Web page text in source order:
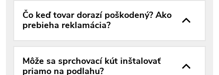
Čo keď tovar dorazí poškodený? Ako
prebieha reklamácia?
Môže sa sprchovací kút inštalovať
priamo na podlahu?